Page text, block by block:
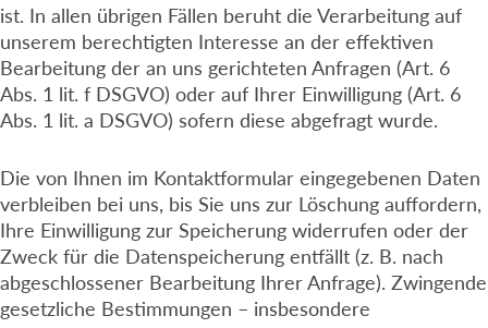
ist. In allen übrigen Fällen beruht die Verarbeitung auf
unserem berechtigten Interesse an der effektiven
Bearbeitung der an uns gerichteten Anfragen (Art. 6
Abs. 1 lit. f DSGVO) oder auf Ihrer Einwilligung (Art. 6
Abs. 1 lit. a DSGVO) sofern diese abgefragt wurde.
Die von Ihnen im Kontaktformular eingegebenen Daten
verbleiben bei uns, bis Sie uns zur Löschung auffordern,
Ihre Einwilligung zur Speicherung widerrufen oder der
Zweck für die Datenspeicherung entfällt (z. B. nach
abgeschlossener Bearbeitung Ihrer Anfrage). Zwingende
gesetzliche Bestimmungen – insbesondere